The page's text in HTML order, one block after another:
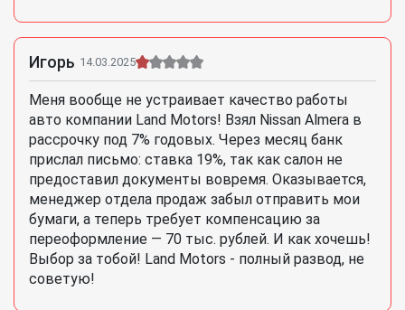
Игорь 14.03.2025
Меня вообще не устраивает качество работы
авто компании Land Motors! Взял Nissan Almera в
рассрочку под 7% годовых. Через месяц банк
прислал письмо: ставка 19%, так как салон не
предоставил документы вовремя. Оказывается,
менеджер отдела продаж забыл отправить мои
бумаги, а теперь требует компенсацию за
переоформление — 70 тыс. рублей. И как хочешь!
Выбор за тобой! Land Motors - полный развод, не
советую!